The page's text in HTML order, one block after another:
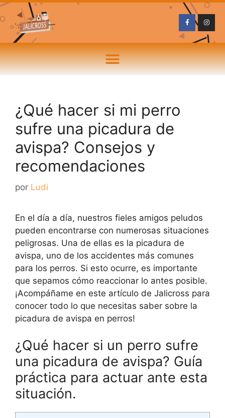
¿Qué hacer si mi perro
sufre una picadura de
avispa? Consejos y
recomendaciones
por Ludi
En el día a día, nuestros fieles amigos peludos
pueden encontrarse con numerosas situaciones
peligrosas. Una de ellas es la picadura de
avispa, uno de los accidentes más comunes
para los perros. Si esto ocurre, es importante
que sepamos cómo reaccionar lo antes posible.
¡Acompáñame en este artículo de Jalicross para
conocer todo lo que necesitas saber sobre la
picadura de avispa en perros!
¿Qué hacer si un perro sufre
una picadura de avispa? Guía
práctica para actuar ante esta
situación.